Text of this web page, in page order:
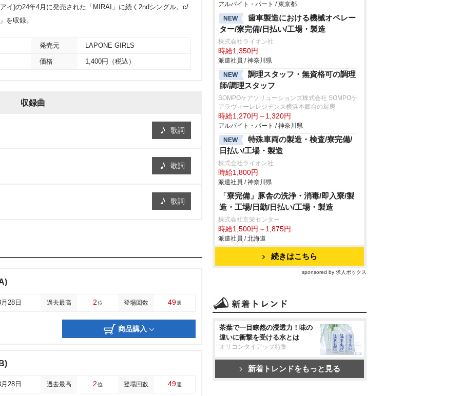
イ)の24年4月に発売された「MIRAI」に続く2ndシングル。c/
を収録。
発売元 LAPONE GIRLS
価格 1,400円（税込）
収録曲
歌詞
歌詞
歌詞
28日 過去最高 2位 登場回数 49週
商品購入
28日 過去最高 2位 登場回数 49週
アルバイト・パート / 東京都
NEW
歯車製造における機械オペレー
ター/寮完備/日払い/工場・製造
株式会社ライオン社
時給1,350円
派遣社員 / 神奈川県
NEW
調理スタッフ・無資格可の調理
師/調理スタッフ
SOMPOケアソリューションズ株式会社 SOMPOケ
アラヴィーレレジデンス横浜本郷台の厨房
時給1,270円～1,320円
アルバイト・パート / 神奈川県
NEW
特殊車両の製造・検査/寮完備/
日払い/工場・製造
株式会社ライオン社
時給1,800円
派遣社員 / 神奈川県
「寮完備」豚舎の洗浄・消毒/即入寮/製
造・工場/日勤/日払い/工場・製造
株式会社京栄センター
時給1,500円～1,875円
派遣社員 / 北海道
続きはこちら
sponsored by 求人ボックス
茶葉で一目瞭然の浸透力！味の
違いに衝撃を受ける水とは
オリコンタイアップ特集
新着トレンドをもっと見る